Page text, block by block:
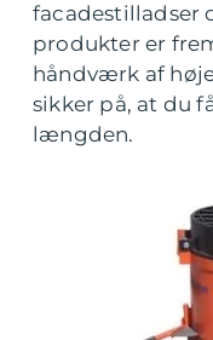
facadestilladser
produkter er
håndværk af
sikker på, at du
længden.